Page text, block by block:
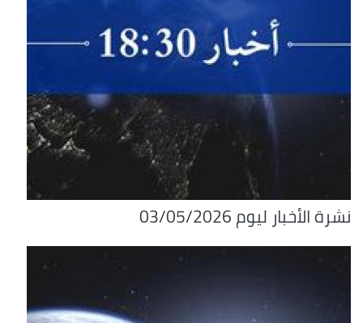
نشرة الأخبار ليوم 03/05/2026